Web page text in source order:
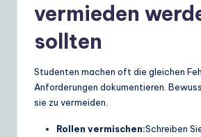
vermieden
sollten
Studenten machen oft die gleichen
Anforderungen dokumentieren.
sie zu vermeiden.
Rollen vermischen:Schreiben